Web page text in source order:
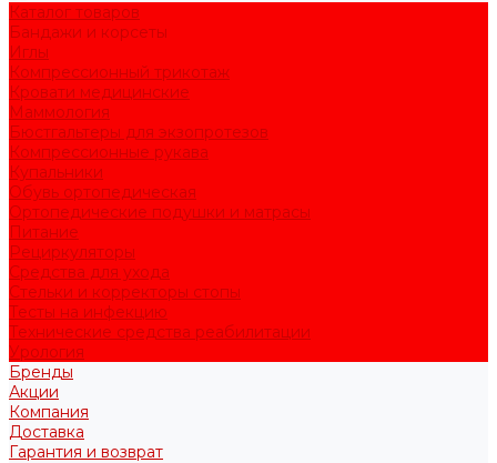
Каталог товаров
Бандажи и корсеты
Иглы
Компрессионный трикотаж
Кровати медицинские
Маммология
Бюстгальтеры для экзопротезов
Компрессионные рукава
Купальники
Обувь ортопедическая
Ортопедические подушки и матрасы
Питание
Рециркуляторы
Средства для ухода
Стельки и корректоры стопы
Тесты на инфекцию
Технические средства реабилитации
Урология
Бренды
Акции
Компания
Доставка
Гарантия и возврат